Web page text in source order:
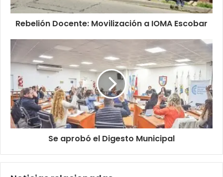
Rebelión Docente: Movilización a IOMA Escobar
Se aprobó el Digesto Municipal